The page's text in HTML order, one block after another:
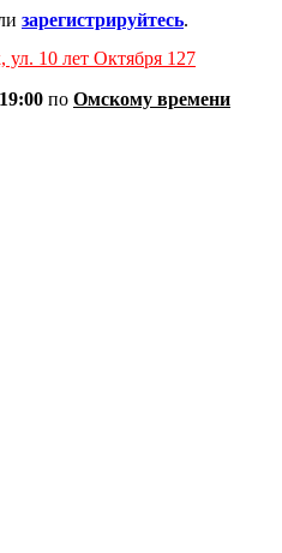
зарегистрируйтесь.
ул. 10 лет Октября 127
по Омскому времени